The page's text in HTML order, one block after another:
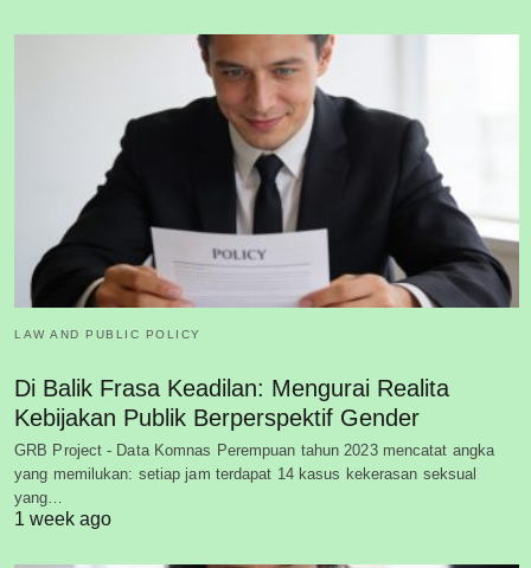
LAW AND PUBLIC POLICY
Di Balik Frasa Keadilan: Mengurai Realita
Kebijakan Publik Berperspektif Gender
GRB Project - Data Komnas Perempuan tahun 2023 mencatat angka
yang memilukan: setiap jam terdapat 14 kasus kekerasan seksual
yang…
1 week ago